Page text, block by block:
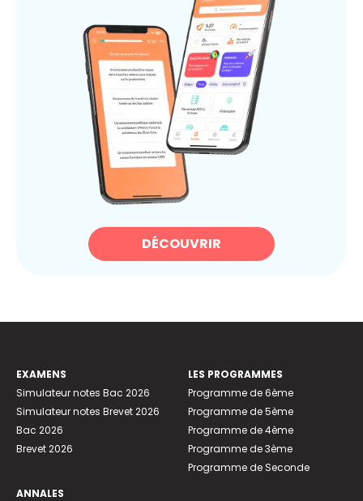
DÉCOUVRIR
EXAMENS
Simulateur notes Bac 2026
Simulateur notes Brevet 2026
Bac 2026
Brevet 2026
ANNALES
LES PROGRAMMES
Programme de 6ème
Programme de 5ème
Programme de 4ème
Programme de 3ème
Programme de Seconde